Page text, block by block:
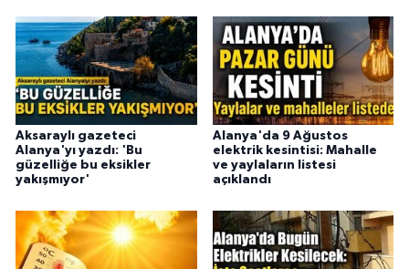
Aksaraylı gazeteci
Alanya'yı yazdı: 'Bu
güzelliğe bu eksikler
yakışmıyor'
Alanya'da 9 Ağustos
elektrik kesintisi: Mahalle
ve yaylaların listesi
açıklandı